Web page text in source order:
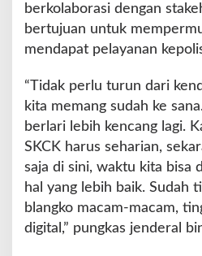
berkolaborasi dengan
bertujuan untuk
mendapat pelayanan
“Tidak perlu turun dari
kita memang sudah ke
berlari lebih kencang lagi.
SKCK harus seharian,
saja di sini, waktu kita bisa
hal yang lebih baik. Sudah
blangko macam-macam,
digital,” pungkas jenderal